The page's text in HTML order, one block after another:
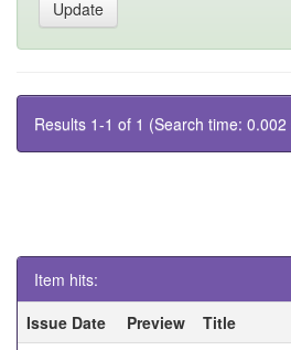
Results 1-1 of 1 (Search time:
Item hits:
Issue Date
Preview Title